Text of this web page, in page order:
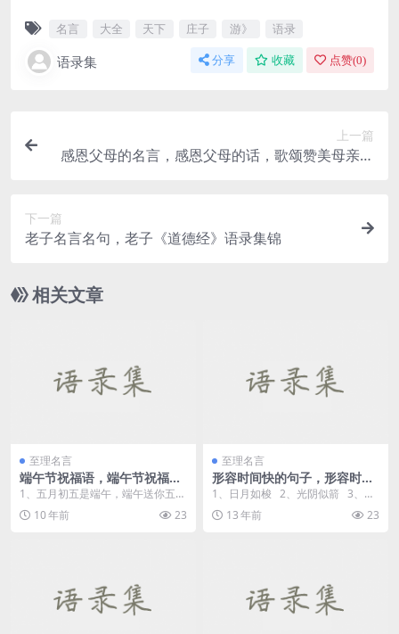
名言 大全 天下 庄子 游》 语录
语录集 分享 收藏 点赞(0)
上一篇
感恩父母的名言，感恩父母的话，歌颂赞美母亲的
下一篇
老子名言名句，老子《道德经》语录集锦
相关文章
至理名言
端午节祝福语，端午节祝福短
信1、五月初五是端午，端午送你五个
五：祝你收获多多，五谷丰登；收
入多多，五花八门；...
10 年前 23
至理名言
形容时间快的句子，形容时间
过得快的成语词语
1、日月如梭 2、光阴似箭 3、转
瞬即逝 ...
13 年前 23